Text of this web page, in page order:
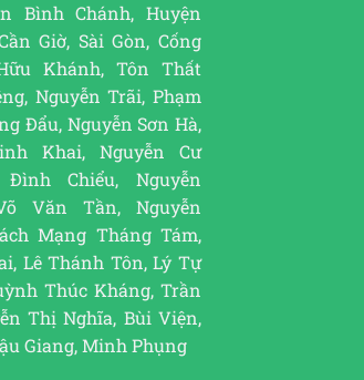
Bình Chánh, Huyện
Giờ, Sài Gòn, Cống
Khánh, Tôn Thất
Nguyễn Trãi, Phạm
Đẩu, Nguyễn Sơn Hà,
Khai, Nguyễn Cư
Chiểu, Nguyễn
Văn Tần, Nguyễn
Mạng Tháng Tám,
Lê Thánh Tôn, Lý Tự
Thúc Kháng, Trần
Thị Nghĩa, Bùi Viện,
Giang, Minh Phụng